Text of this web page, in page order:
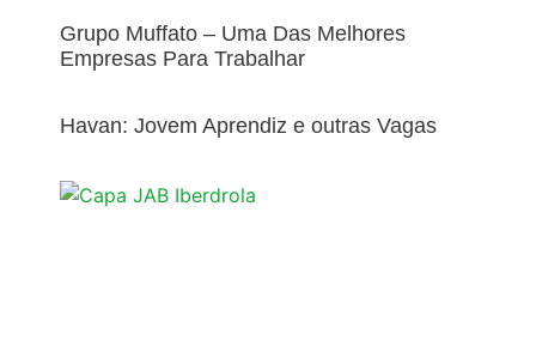
Grupo Muffato – Uma Das Melhores
Empresas Para Trabalhar
Havan: Jovem Aprendiz e outras Vagas